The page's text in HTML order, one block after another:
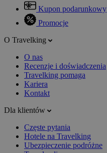
Kupon podarunkowy
Promocje
O Travelking
O nas
Recenzje i doświadczenia
Travelking pomaga
Kariera
Kontakt
Dla klientów
Częste pytania
Hotele na Travelking
Ubezpieczenie podróżne